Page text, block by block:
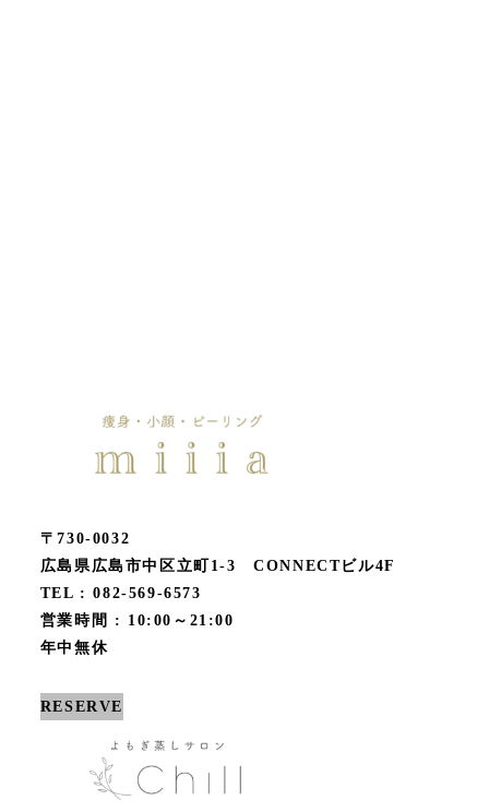
〒730-0032
広島県広島市中区立町1-3 CONNECTビル4F
TEL : 082-569-6573
営業時間 : 10:00～21:00
年中無休
RESERVE